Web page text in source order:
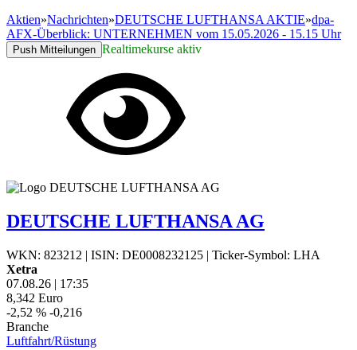
Aktien»Nachrichten»DEUTSCHE LUFTHANSA AKTIE»dpa-
AFX-Überblick: UNTERNEHMEN vom 15.05.2026 - 15.15 Uhr
Push Mitteilungen Realtimekurse aktiv
DEUTSCHE LUFTHANSA AG
WKN: 823212 | ISIN: DE0008232125 | Ticker-Symbol: LHA
Xetra
07.08.26 | 17:35
8,342 Euro
-2,52 % -0,216
Branche
Luftfahrt/Rüstung